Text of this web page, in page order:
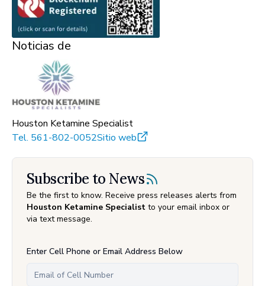
Noticias de
Houston Ketamine Specialist
Tel. 561-802-0052Sitio web
Subscribe to News
Be the first to know. Receive press releases alerts from
Houston Ketamine Specialist to your email inbox or
via text message.
Enter Cell Phone or Email Address Below